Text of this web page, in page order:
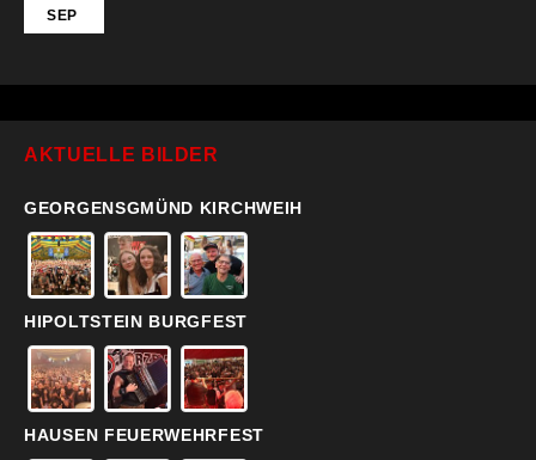
SEP
AKTUELLE BILDER
GEORGENSGMÜND KIRCHWEIH
HIPOLTSTEIN BURGFEST
HAUSEN FEUERWEHRFEST